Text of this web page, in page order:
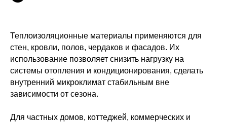
Теплоизоляционные материалы применяются для
стен, кровли, полов, чердаков и фасадов. Их
использование позволяет снизить нагрузку на
системы отопления и кондиционирования, сделать
внутренний микроклимат стабильным вне
зависимости от сезона.
Для частных домов, коттеджей, коммерческих и